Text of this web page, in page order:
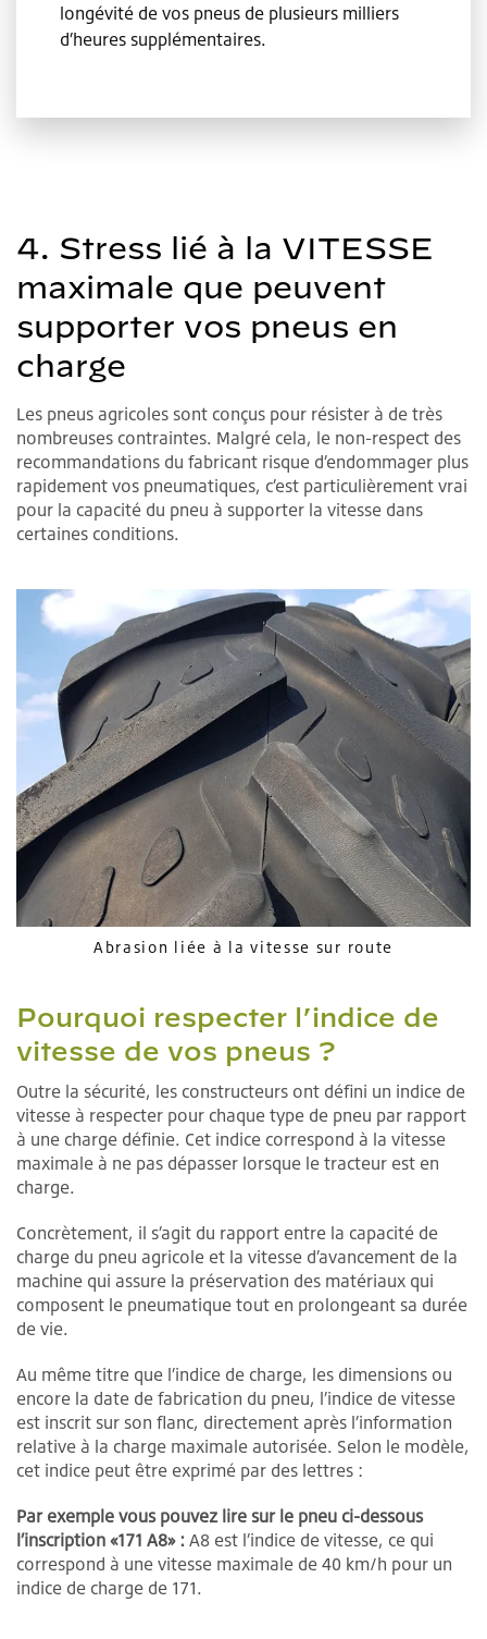
longévité de vos pneus de plusieurs milliers
d’heures supplémentaires.
4. Stress lié à la VITESSE
maximale que peuvent
supporter vos pneus en
charge
Les pneus agricoles sont conçus pour résister à de très
nombreuses contraintes. Malgré cela, le non-respect des
recommandations du fabricant risque d’endommager plus
rapidement vos pneumatiques, c’est particulièrement vrai
pour la capacité du pneu à supporter la vitesse dans
certaines conditions.
Abrasion liée à la vitesse sur route
Pourquoi respecter l’indice de
vitesse de vos pneus ?
Outre la sécurité, les constructeurs ont défini un indice de
vitesse à respecter pour chaque type de pneu par rapport
à une charge définie. Cet indice correspond à la vitesse
maximale à ne pas dépasser lorsque le tracteur est en
charge.
Concrètement, il s’agit du rapport entre la capacité de
charge du pneu agricole et la vitesse d’avancement de la
machine qui assure la préservation des matériaux qui
composent le pneumatique tout en prolongeant sa durée
de vie.
Au même titre que l’indice de charge, les dimensions ou
encore la date de fabrication du pneu, l’indice de vitesse
est inscrit sur son flanc, directement après l’information
relative à la charge maximale autorisée. Selon le modèle,
cet indice peut être exprimé par des lettres :
Par exemple vous pouvez lire sur le pneu ci-dessous
l’inscription «171 A8» : A8 est l’indice de vitesse, ce qui
correspond à une vitesse maximale de 40 km/h pour un
indice de charge de 171.